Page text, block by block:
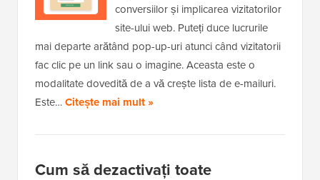
conversiilor și implicarea vizitatorilor
site-ului web. Puteți duce lucrurile
mai departe arătând pop-up-uri atunci când vizitatorii
fac clic pe un link sau o imagine. Aceasta este o
modalitate dovedită de a vă crește lista de e-mailuri.
Este…Citește mai mult »
Cum să dezactivați toate